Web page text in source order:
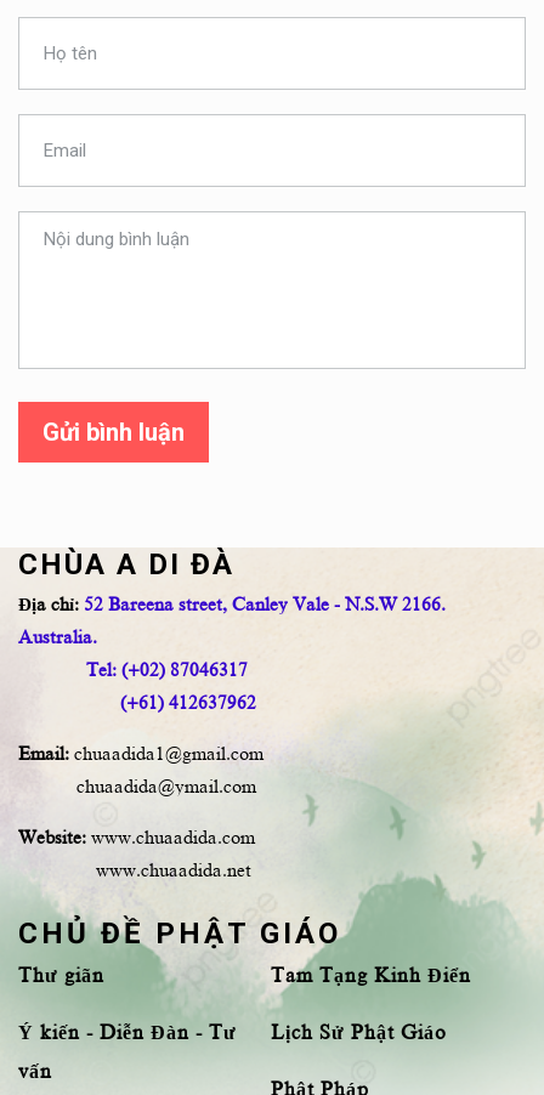
Gửi bình luận
CHÙA A DI ĐÀ
Địa chỉ: 52 Bareena street, Canley Vale - N.S.W 2166.
Australia.
Tel: (+02) 87046317
(+61) 412637962
Email: chuaadida1@gmail.com
chuaadida@ymail.com
Website: www.chuaadida.com
www.chuaadida.net
CHỦ ĐỀ PHẬT GIÁO
Thư giãn
Ý kiến - Diễn Đàn - Tư
vấn
Tam Tạng Kinh Điển
Lịch Sử Phật Giáo
Phật Pháp